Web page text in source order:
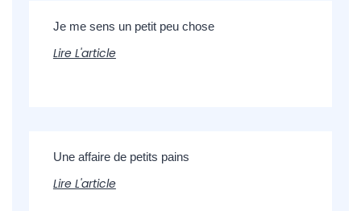
Je me sens un petit peu chose
Lire L'article
Une affaire de petits pains
Lire L'article